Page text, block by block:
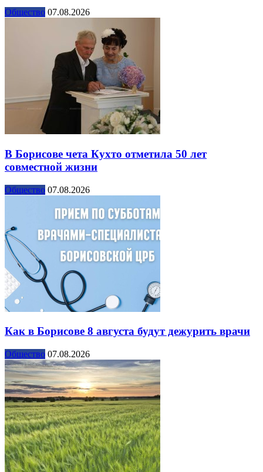
Общество 07.08.2026
В Борисове чета Кухто отметила 50 лет
совместной жизни
Общество 07.08.2026
Как в Борисове 8 августа будут дежурить врачи
Общество 07.08.2026